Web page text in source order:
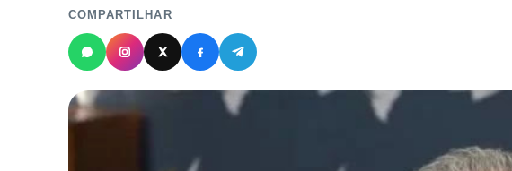
COMPARTILHAR